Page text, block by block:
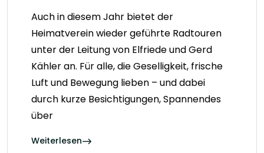
Auch in diesem Jahr bietet der
Heimatverein wieder geführte Radtouren
unter der Leitung von Elfriede und Gerd
Kähler an. Für alle, die Geselligkeit, frische
Luft und Bewegung lieben – und dabei
durch kurze Besichtigungen, Spannendes
über
Weiterlesen